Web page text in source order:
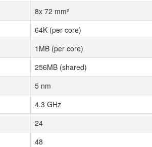
8x 72 mm²
64K (per core)
1MB (per core)
256MB (shared)
5 nm
4.3 GHz
24
48